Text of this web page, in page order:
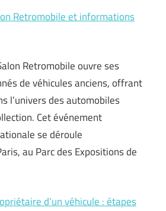
Retromobile et informations
Retromobile ouvre ses
de véhicules anciens, offrant
l’univers des automobiles
Cet événement
se déroule
au Parc des Expositions de
d’un véhicule : étapes